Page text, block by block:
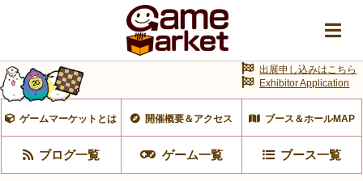
ゲームマーケットとは 開催概要＆アクセス ブース＆ホールMAP
ブログ一覧 ゲーム一覧 ブース一覧
出展申し込みはこちら
Exhibitor Application